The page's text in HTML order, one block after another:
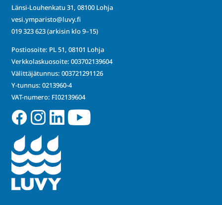
Länsi-Louhenkatu 31, 08100 Lohja
vesi.ymparisto@luvy.fi
019 323 623(arkisin klo 9–15)
Postiosoite: PL 51, 08101 Lohja
Verkkolaskuosoite: 003702139604
Välittäjätunnus: 003721291126
Y-tunnus: 0213960-4
VAT-numero: FI02139604